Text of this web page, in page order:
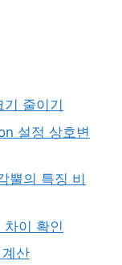
줄이기
설정 상호변
뿔의 특징 비
이 확인
산